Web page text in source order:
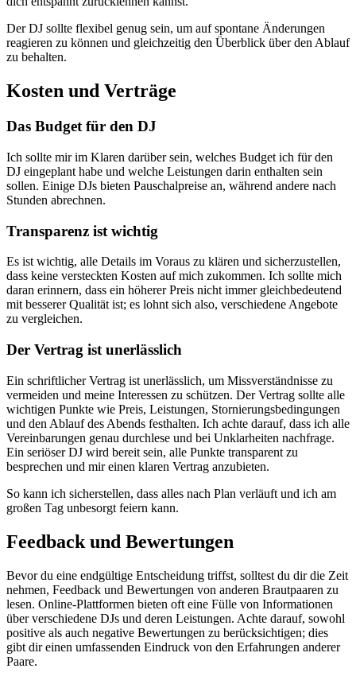
Der DJ sollte flexibel genug sein, um auf spontane Änderungen
reagieren zu können und gleichzeitig den Überblick über den Ablauf
zu behalten.
Kosten und Verträge
Das Budget für den DJ
Ich sollte mir im Klaren darüber sein, welches Budget ich für den
DJ eingeplant habe und welche Leistungen darin enthalten sein
sollen. Einige DJs bieten Pauschalpreise an, während andere nach
Stunden abrechnen.
Transparenz ist wichtig
Es ist wichtig, alle Details im Voraus zu klären und sicherzustellen,
dass keine versteckten Kosten auf mich zukommen. Ich sollte mich
daran erinnern, dass ein höherer Preis nicht immer gleichbedeutend
mit besserer Qualität ist; es lohnt sich also, verschiedene Angebote
zu vergleichen.
Der Vertrag ist unerlässlich
Ein schriftlicher Vertrag ist unerlässlich, um Missverständnisse zu
vermeiden und meine Interessen zu schützen. Der Vertrag sollte alle
wichtigen Punkte wie Preis, Leistungen, Stornierungsbedingungen
und den Ablauf des Abends festhalten. Ich achte darauf, dass ich alle
Vereinbarungen genau durchlese und bei Unklarheiten nachfrage.
Ein seriöser DJ wird bereit sein, alle Punkte transparent zu
besprechen und mir einen klaren Vertrag anzubieten.
So kann ich sicherstellen, dass alles nach Plan verläuft und ich am
großen Tag unbesorgt feiern kann.
Feedback und Bewertungen
Bevor du eine endgültige Entscheidung triffst, solltest du dir die Zeit
nehmen, Feedback und Bewertungen von anderen Brautpaaren zu
lesen. Online-Plattformen bieten oft eine Fülle von Informationen
über verschiedene DJs und deren Leistungen. Achte darauf, sowohl
positive als auch negative Bewertungen zu berücksichtigen; dies
gibt dir einen umfassenden Eindruck von den Erfahrungen anderer
Paare.